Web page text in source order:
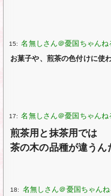
15:
お菓子や、煎茶の色付けに使
17:
煎茶用と抹茶用では
茶の木の品種が違うん
18: